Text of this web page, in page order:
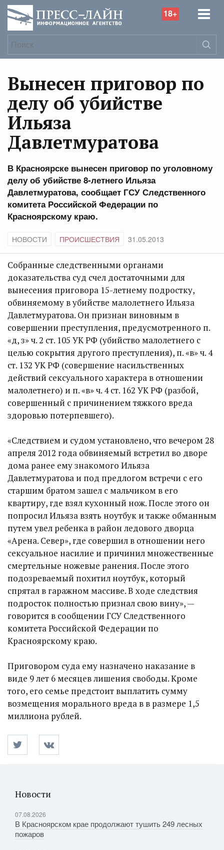
18+
Вынесен приговор по
делу об убийстве
Ильяза
Давлетмуратова
В Красноярске вынесен приговор по уголовному
делу об убийстве 8-летнего Ильяза
Давлетмуратова, сообщает ГСУ Следственного
комитета Российской Федерации по
Красноярскому краю.
НОВОСТИ ПРОИСШЕСТВИЯ 31.05.2013
Собранные следственными органами
доказательства суд счел достаточными для
вынесения приговора 15-летнему подростку,
обвиняемому в убийстве малолетнего Ильяза
Давлетмуратова. Он признан виновным в
совершении преступления, предусмотренного п.
«д, з» ч. 2 ст. 105 УК РФ (убийство малолетнего с
целью сокрытия другого преступления), п. «в» ч. 4
ст. 132 УК РФ (совершение насильственных
действий сексуального характера в отношении
малолетнего) и п. «в» ч. 4 ст. 162 УК РФ (разбой,
совершенный с причинением тяжкого вреда
здоровью потерпевшего).
«Следствием и судом установлено, что вечером 28
апреля 2012 года обвиняемый встретил во дворе
дома ранее ему знакомого Ильяза
Давлетмуратова и под предлогом встречи с его
старшим братом зашел с мальчиком в его
квартиру, где взял кухонный нож. После этого он
попросил Ильяза взять ноутбук и также обманным
путем увел ребенка в район ледового дворца
«Арена. Север», где совершил в отношении него
сексуальное насилие и причинил множественные
смертельные ножевые ранения. После этого
подозреваемый похитил ноутбук, который
спрятал в гаражном массиве. В ходе следствия
подросток полностью признал свою вину», —
говорится в сообщении ГСУ Следственного
комитета Российской Федерации по
Красноярскому краю.
Приговором суда ему назначено наказание в
виде 9 лет 6 месяцев лишения свободы. Кроме
того, его семье предстоит выплатить сумму
возмещения морального вреда в в размере 1,5
миллиона рублей.
Новости
07.08.2026
В Красноярском крае продолжают тушить 249 лесных
пожаров